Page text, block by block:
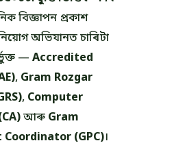
বিজ্ঞাপন প্ৰকাশ
অভিযানত চাৰিটা
— Accredited
, Gram Rozgar
, Computer
আৰু Gram
Coordinator (GPC)।